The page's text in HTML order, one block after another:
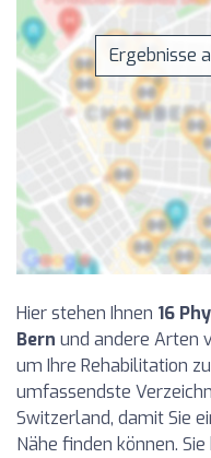
Ergebnisse
Hier stehen Ihnen 16
Bern und andere Arten
um Ihre Rehabilitation
umfassendste
Switzerland, damit Sie
Nähe finden können.